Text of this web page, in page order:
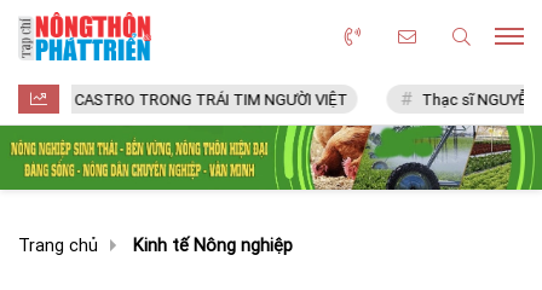
TRONG TRÁI TIM NGƯỜI VIỆT Thạc sĩ NGUYỄN VĂN CHÍ
Trang chủ Kinh tế Nông nghiệp